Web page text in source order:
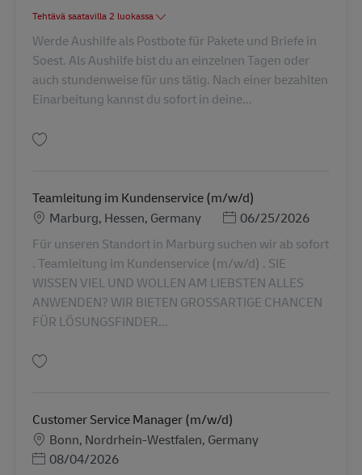
Tehtävä saatavilla 2 luokassa
Werde Aushilfe als Postbote für Pakete und Briefe in
Soest. Als Aushilfe bist du an einzelnen Tagen oder
auch stundenweise für uns tätig. Nach einer bezahlten
Einarbeitung kannst du sofort in deine...
Teamleitung im Kundenservice (m/w/d)
SijaintiMarburg, Hessen, Germany Posted Date
06/25/2026
Für unseren Standort in Marburg suchen wir ab sofort
. Teamleitung im Kundenservice (m/w/d) . SIE
WISSEN VIEL UND WOLLEN AM LIEBSTEN ALLES
ANWENDEN? WIR BIETEN GROSSARTIGE CHANCEN
FÜR LÖSUNGSFINDER...
Customer Service Manager (m/w/d)
SijaintiBonn, Nordrhein-Westfalen, Germany
Posted Date
08/04/2026